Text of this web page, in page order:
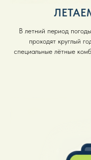
В летний период
проходят круглый
специальные лётные